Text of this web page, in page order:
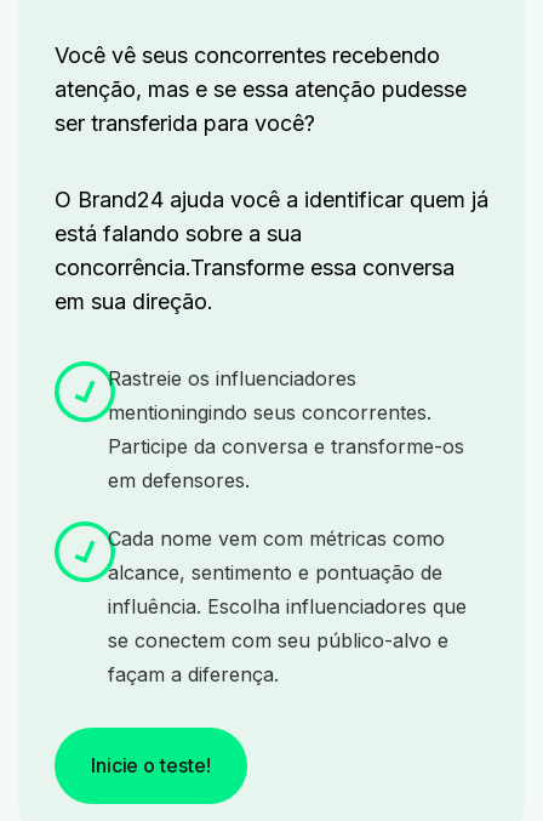
Você vê seus concorrentes recebendo
atenção, mas e se essa atenção pudesse
ser transferida para você?
O Brand24 ajuda você a identificar quem já
está falando sobre a sua
concorrência.Transforme essa conversa
em sua direção.
Rastreie os influenciadores
mentioningindo seus concorrentes.
Participe da conversa e transforme-os
em defensores.
Cada nome vem com métricas como
alcance, sentimento e pontuação de
influência. Escolha influenciadores que
se conectem com seu público-alvo e
façam a diferença.
Inicie o teste!